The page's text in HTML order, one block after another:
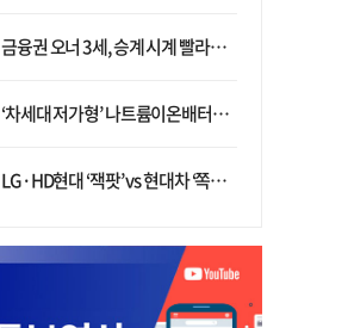
금융권 오너 3세, 승계 시계 빨라지나…한국투자 ‘속도’·미래에셋·메리츠는 ‘거리두기’
‘차세대 저가형’ 나트륨이온배터리 시대 오나…LG화학·에코프로, 상용화 속도낸다
LG·HD현대 ‘잭팟’ vs 현대차 ‘쪽박’…글로벌 사모펀드, 韓 대기업 투자 ‘희비’